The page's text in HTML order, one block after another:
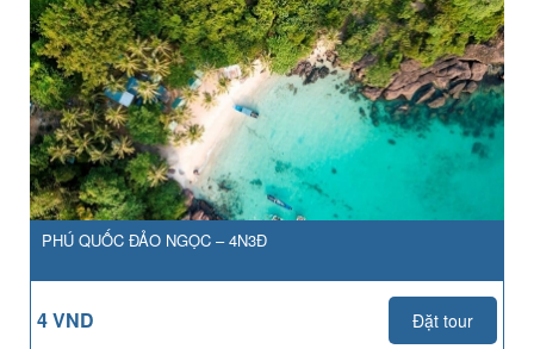
PHÚ QUỐC ĐẢO NGỌC – 4N3Đ
4 VND
Đặt tour